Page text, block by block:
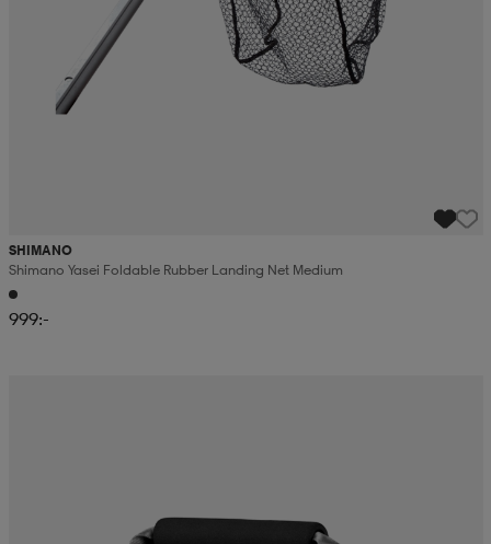
SHIMANO
Shimano Yasei Foldable Rubber Landing Net Medium
999:-